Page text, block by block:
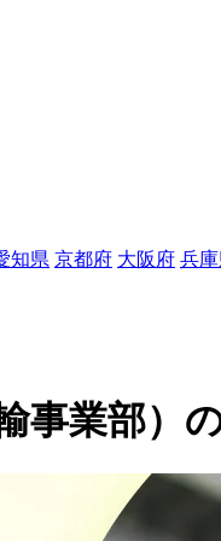
知県 京都府 大阪府 兵
事業部）